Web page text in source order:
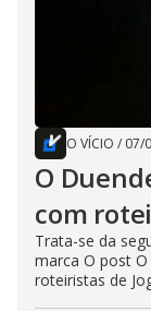
O VÍCIO / 07/
O
com
Trata-se da
marca O post
roteiristas de